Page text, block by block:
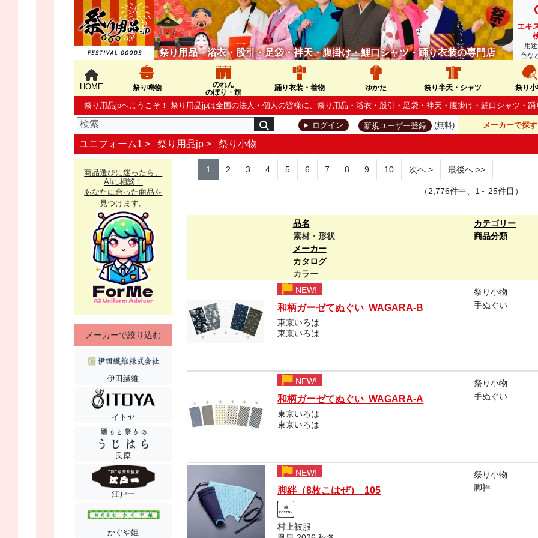
祭り用品・浴衣・股引・足袋・袢天・腹掛け・鯉口シャツ・踊り衣装の専門店
エキ
用
色な
HOME 祭り鳴物
のれん
のぼり・旗
踊り衣装・着物 ゆかた 祭り半天・シャツ 祭り
祭り用品jpへようこそ！ 祭り用品jpは全国の法人・個人の皆様に、祭り用品・浴衣・股引・足袋・袢天・腹掛け・鯉口シャツ・
ログイン 新規ユーザー登録 (無料) メーカーで探す
ユニフォーム1 > 祭り用品jp > 祭り小物
商品選びに迷ったら、
AIに相談！
あなたに合った商品を
見つけます。
メーカーで絞り込む
伊田繊維
イトヤ
氏原
江戸一
かぐや姫
1 2 3 4 5 6 7 8 9 10 次へ> 最後へ>>
（2,776件中、1～25件目）
品名
素材・形状
メーカー
カタログ
カラー
カテゴリー
商品分類
NEW!
和柄ガーゼてぬぐい WAGARA-B
東京いろは
東京いろは
祭り小物
手ぬぐい
NEW!
和柄ガーゼてぬぐい WAGARA-A
東京いろは
東京いろは
祭り小物
手ぬぐい
NEW!
脚絆（8枚こはぜ） 105
村上被服
祭り小物
脚袢